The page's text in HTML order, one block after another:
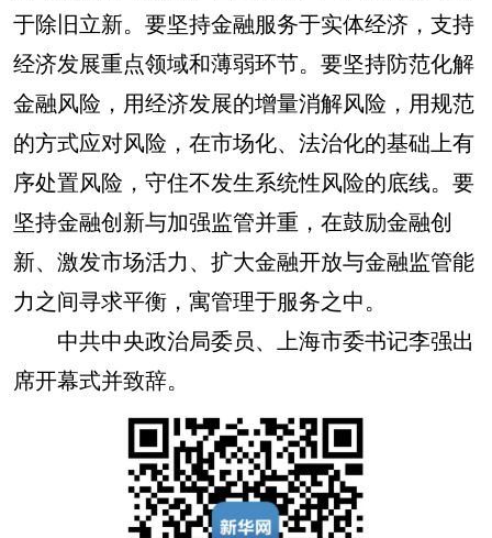
于除旧立新。要坚持金融服务于实体经济，支持
经济发展重点领域和薄弱环节。要坚持防范化解
金融风险，用经济发展的增量消解风险，用规范
的方式应对风险，在市场化、法治化的基础上有
序处置风险，守住不发生系统性风险的底线。要
坚持金融创新与加强监管并重，在鼓励金融创
新、激发市场活力、扩大金融开放与金融监管能
力之间寻求平衡，寓管理于服务之中。
中共中央政治局委员、上海市委书记李强出
席开幕式并致辞。